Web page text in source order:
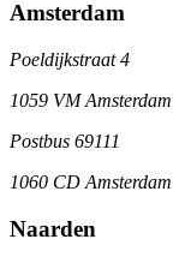
Amsterdam
Poeldijkstraat 4
1059 VM Amsterdam
Postbus 69111
1060 CD Amsterdam
Naarden